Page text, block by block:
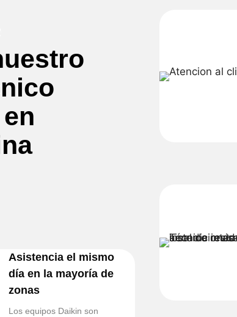
Asistencia el mismo
día en la mayoría de
zonas
Los equipos Daikin son